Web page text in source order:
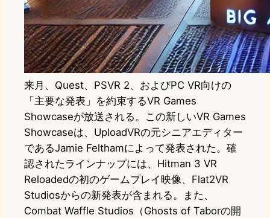
来月、Quest、PSVR 2、およびPC VR向けの
「主要な発表」を約束するVR Games
Showcaseが放送される。この新しいVR Games
Showcaseは、UploadVRの元シニアエディター
であるJamie Felthamによって発表された。確
認されたラインナップには、Hitman 3 VR
Reloadedの初のゲームプレイ映像、Flat2VR
Studiosからの新発表が含まれる。また、
Combat Waffle Studios（Ghosts of Taborの開